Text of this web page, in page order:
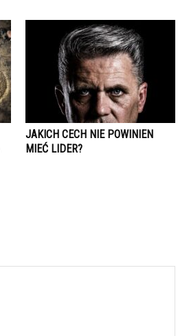
JAKICH CECH NIE POWINIEN
MIEĆ LIDER?